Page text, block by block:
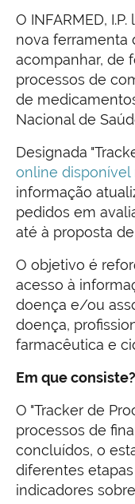
O INFARMED,
nova ferramenta
acompanhar, de
processos de
de
Nacional de
Designada
online disponível
informação
pedidos em
até à proposta
O objetivo é
acesso à
doença e/ou
doença,
farmacêutica e
Em que consiste?
O "Tracker de
processos de
concluídos, o
diferentes
indicadores